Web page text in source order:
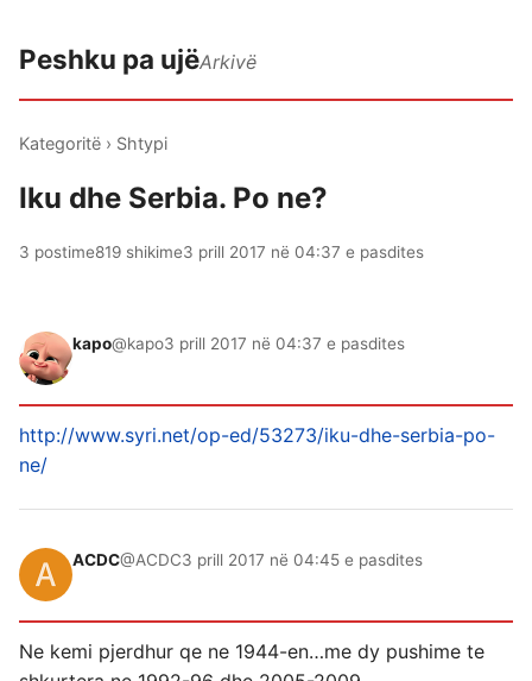
Peshku pa ujëArkivë
Kategoritë › Shtypi
Iku dhe Serbia. Po ne?
3 postime819 shikime3 prill 2017 në 04:37 e pasdites
kapo@kapo3 prill 2017 në 04:37 e pasdites
http://www.syri.net/op-ed/53273/iku-dhe-serbia-po-
ne/
ACDC@ACDC3 prill 2017 në 04:45 e pasdites
Ne kemi pjerdhur qe ne 1944-en…me dy pushime te